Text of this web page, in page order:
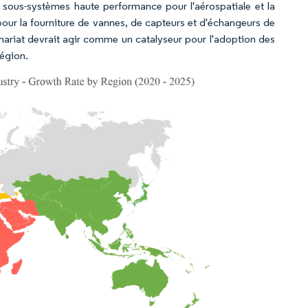
systèmes haute performance pour l'aérospatiale et la
la fourniture de vannes, de capteurs et d'échangeurs de
devrait agir comme un catalyseur pour l'adoption des